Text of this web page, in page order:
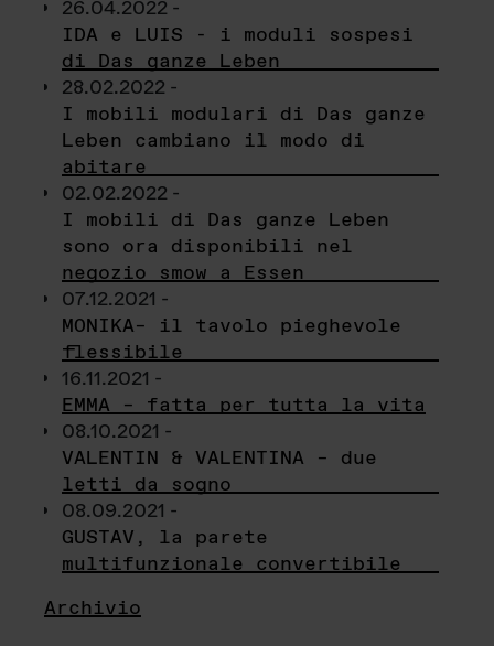
26.04.2022 -
IDA e LUIS - i moduli sospesi
di Das ganze Leben
28.02.2022 -
I mobili modulari di Das ganze
Leben cambiano il modo di
abitare
02.02.2022 -
I mobili di Das ganze Leben
sono ora disponibili nel
negozio smow a Essen
07.12.2021 -
MONIKA– il tavolo pieghevole
flessibile
16.11.2021 -
EMMA – fatta per tutta la vita
08.10.2021 -
VALENTIN & VALENTINA – due
letti da sogno
08.09.2021 -
GUSTAV, la parete
multifunzionale convertibile
Archivio